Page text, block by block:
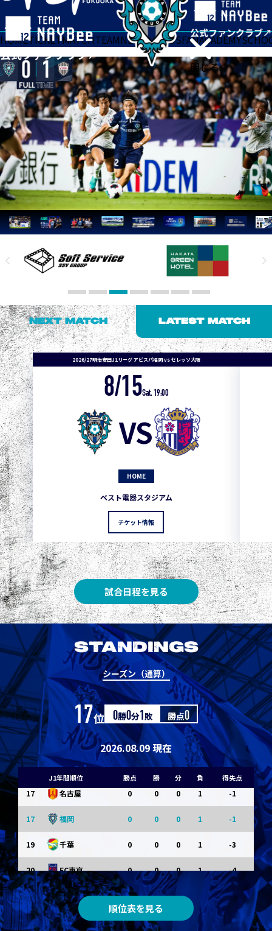
閉じる
HOMETICKETMATCHTEAMNEWSGOODSFANACADEMY
NEXT MATCH LATEST MATCH
2026/27明治安田J1リーグ アビスパ福岡 vs セレッソ大阪
8/15Sat. 19:00
VS
HOME
ベスト電器スタジアム
チケット情報
試合日程を見る
STANDINGS
シーズン（通算）
17位 0勝0分1敗 勝点0
2026.08.09 現在
J1年間順位 勝点 勝 分 負 得失点
1
2 0
3 3 1 0 0
3
5 3
5 3 1
5
8 清水 3 1 0 0 1
8 神戸 3 1 0 1
10 東京Ｖ 1 0 1 0 0
10 川崎Ｆ 1 0 1 0
12 浦和 0 0 0 1 -1
横浜FM 0 0 1 -1
14 水戸 0 0 1 -1
14 京都 0 0 1 -1
14 岡山 0 0 0 1 -1
17 名古屋 0 0 0 1 -1
17 福岡 0 0 0 1 -1
19 千葉 0 0 0 1 -3
20 FC東京 0 0 0 1 -4
順位表を見る